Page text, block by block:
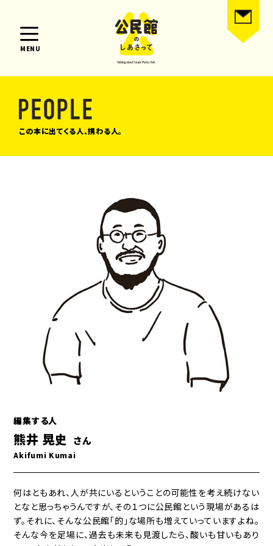
MENU
この本に出てくる人、携わる人。
編集する人
熊井 晃史 さん
Akifumi Kumai
何はともあれ、人が共にいるということの可能性を考え続けない
となと思っちゃうんですが、その１つに公民館という現場があるは
ず。それに、そんな公民館「的」な場所も増えていっていますよね。
そんな今を足場に、過去も未来も見渡したら、酸いも甘いもあり